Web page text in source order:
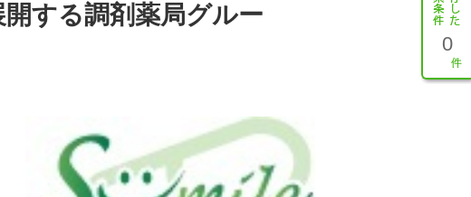
0
する調剤薬局グルー